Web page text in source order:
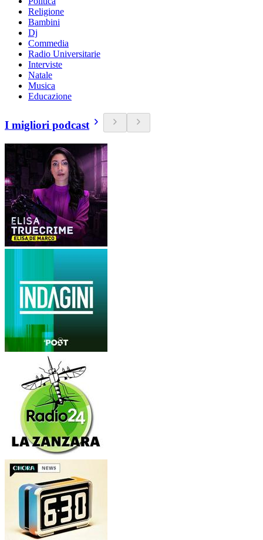
Religione
Bambini
Dj
Commedia
Radio Universitarie
Interviste
Natale
Musica
Educazione
I migliori podcast